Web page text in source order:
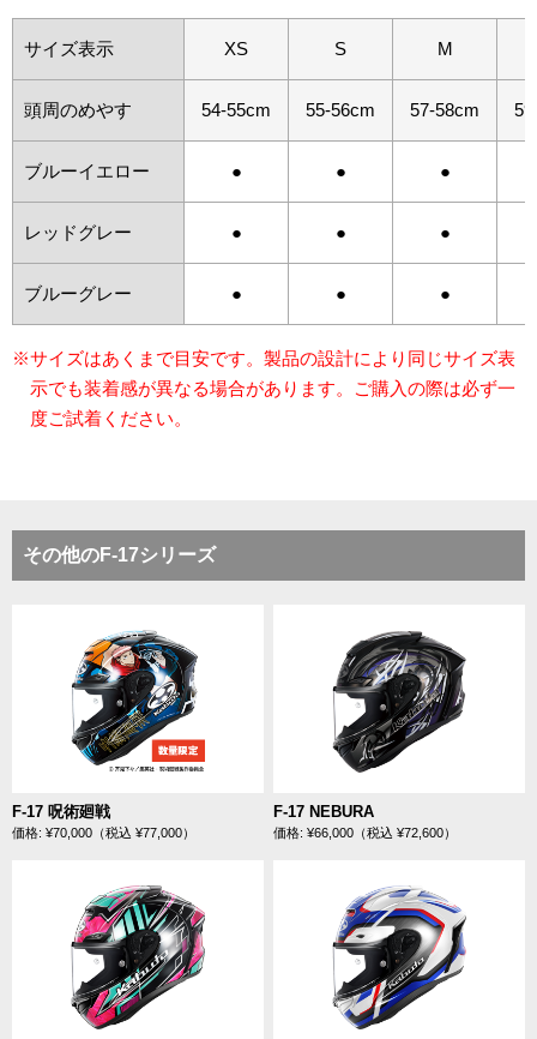
サイズ表示 XS S M
頭周のめやす 54-55cm 55-56cm 57-58cm
ブルーイエロー ● ● ●
レッドグレー ● ● ●
ブルーグレー ● ● ●
※サイズはあくまで目安です。製品の設計により同じサイズ表
示でも装着感が異なる場合があります。ご購入の際は必ず一
度ご試着ください。
その他のF-17シリーズ
F-17 呪術廻戦
価格: ¥70,000（税込 ¥77,000）
F-17 NEBURA
価格: ¥66,000（税込 ¥72,600）